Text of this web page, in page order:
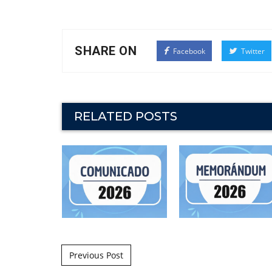
SHARE ON Facebook Twitter
RELATED POSTS
Post navigation
Previous Post